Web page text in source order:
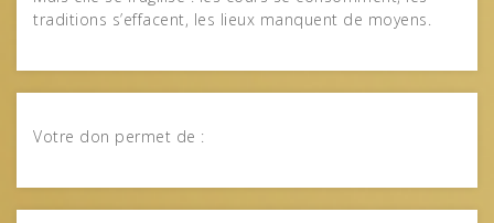
traditions s’effacent, les lieux manquent de moyens.
Votre don permet de :